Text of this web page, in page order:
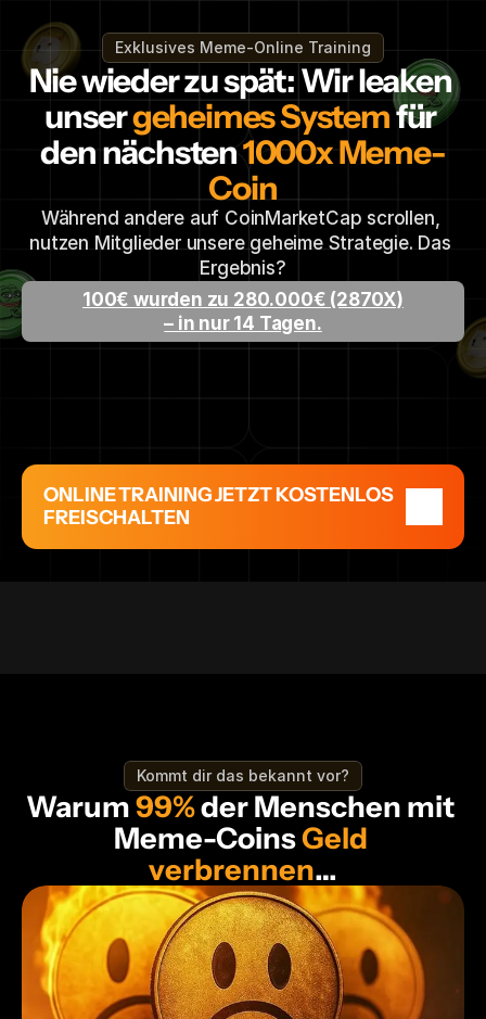
Exklusives Meme-Online Training
Nie wieder zu spät: Wir leaken
unser geheimes System für
den nächsten 1000x Meme-
Coin
Während andere auf CoinMarketCap scrollen,
nutzen Mitglieder unsere geheime Strategie. Das
Ergebnis?
100€ wurden zu 280.000€ (2870X)
– in nur 14 Tagen.
ONLINE TRAINING JETZT KOSTENLOS
FREISCHALTEN
Kommt dir das bekannt vor?
Warum 99% der Menschen mit
Meme-Coins Geld
verbrennen…